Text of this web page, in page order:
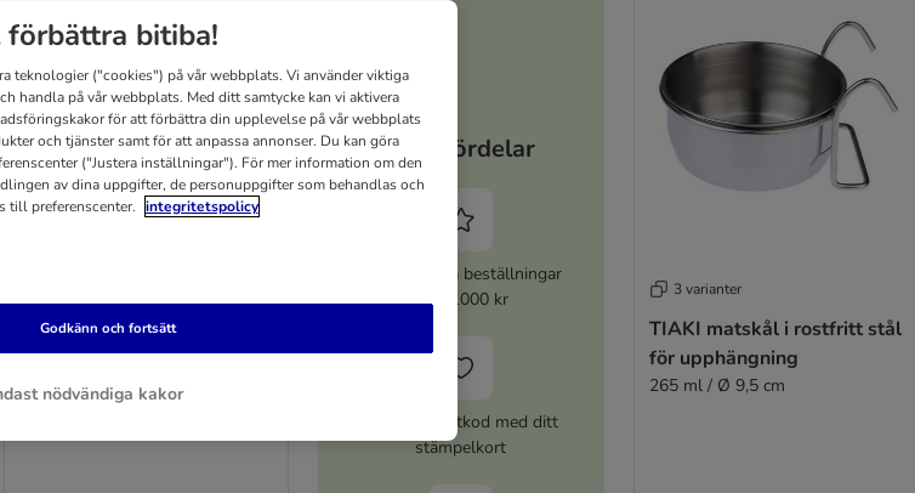
TIAKI matskål i rostfritt stål
för upphängning
140 ml / Ø 7,5 cm
Dina fördelar
5% rabatt på beställningar
över 1000 kr
120 kr rabattkod med ditt
stämpelkort
3 varianter
TIAKI matskål i rostfritt stål
för upphängning
265 ml / Ø 9,5 cm
bitiba!
teknologier ("cookies") på vår webbplats. Vi använder viktiga
handla på vår webbplats. Med ditt samtycke kan vi aktivera
för att förbättra din upplevelse på vår webbplats
och tjänster samt för att anpassa annonser. Du kan göra
("Justera inställningar"). För mer information om den
av dina uppgifter, de personuppgifter som behandlas och
till preferenscenter. integritetspolicy
nödvändiga kakor
Godkänn och fortsätt